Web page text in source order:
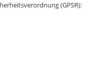
(GPSR):